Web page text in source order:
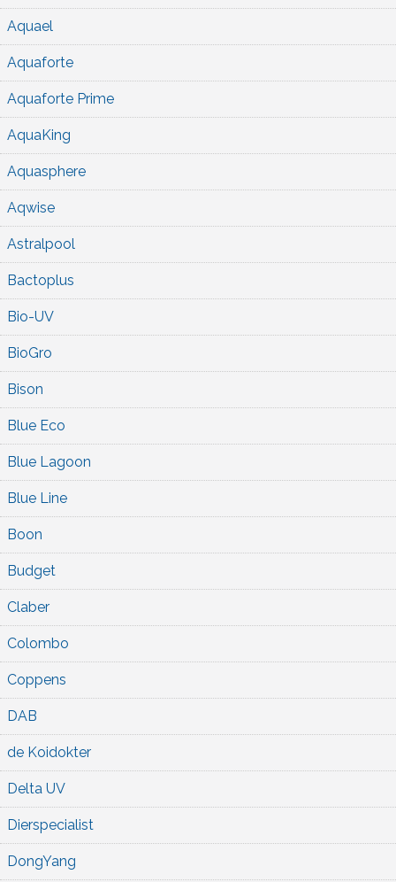
Aquael
Aquaforte
Aquaforte Prime
AquaKing
Aquasphere
Aqwise
Astralpool
Bactoplus
Bio-UV
BioGro
Bison
Blue Eco
Blue Lagoon
Blue Line
Boon
Budget
Claber
Colombo
Coppens
DAB
de Koidokter
Delta UV
Dierspecialist
DongYang